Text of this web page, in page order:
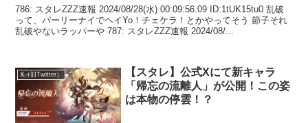
786: スタレZZZ速報 2024/08/28(水) 00:09:56.09 ID:1tUK15tu0 乱破
って、パーリーナイでヘイYo！チェケラ！とかやってそう 節子それ
乱破やないラッパーや 787: スタレZZZ速報 2024/08/...
X（旧Twitter）
【スタレ】公式Xにて新キャラ
「帰忘の流離人」が公開！この姿
は本物の停雲！？